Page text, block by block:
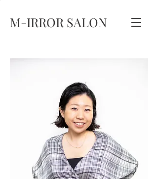
M-IRROR SALON